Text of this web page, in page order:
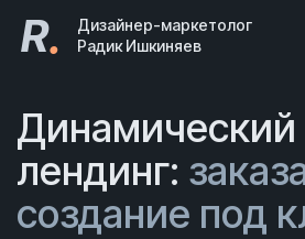
R.
Дизайнер-маркетолог
Радик Ишкиняев
Динамический
лендинг:
создание под